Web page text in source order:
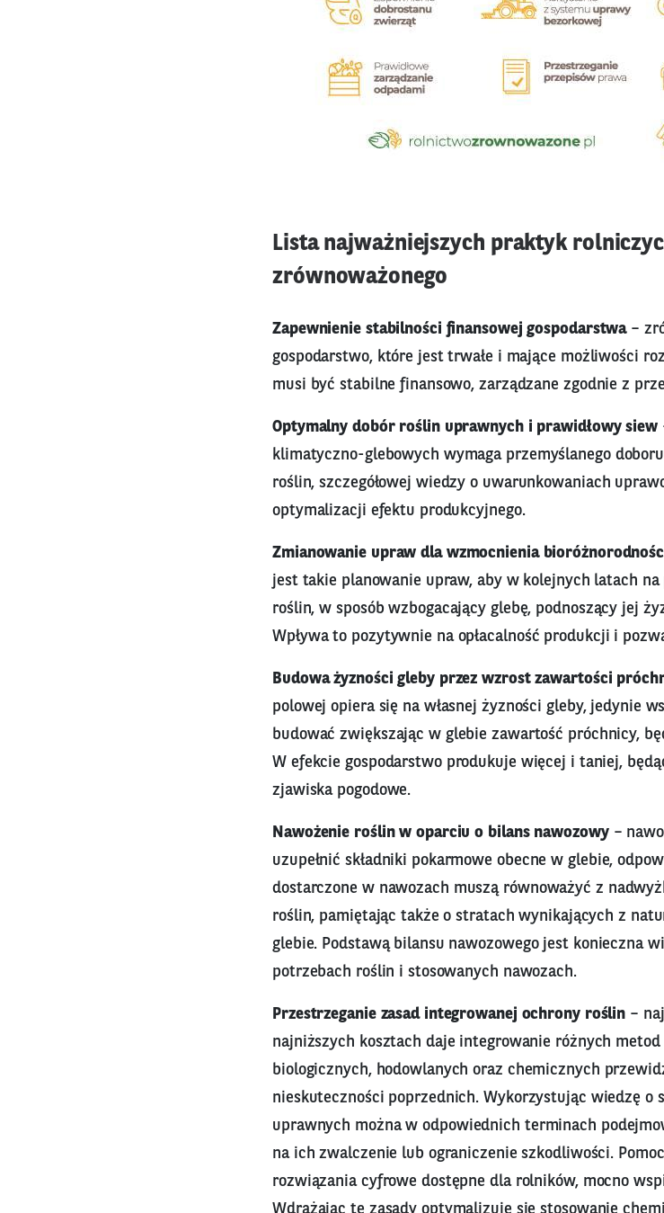
Lista najważniejszych praktyk
zrównoważonego
Zapewnienie stabilności finansowej gospodarstwa–
gospodarstwo, które jest trwałe i mające możliwości
musi być stabilne finansowo, zarządzane zgodnie z
Optymalny dobór roślin uprawnych i prawidłowy siew
klimatyczno-glebowych wymaga przemyślanego
roślin, szczegółowej wiedzy o uwarunkowaniach
optymalizacji efektu produkcyjnego.
Zmianowanie upraw dla wzmocnienia
jest takie planowanie upraw, aby w kolejnych latach
roślin, w sposób wzbogacający glebę, podnoszący jej
Wpływa to pozytywnie na opłacalność produkcji i
Budowa żyzności gleby przez wzrost zawartości
polowej opiera się na własnej żyzności gleby, jedynie
budować zwiększając w glebie zawartość próchnicy,
W efekcie gospodarstwo produkuje więcej i taniej,
zjawiska pogodowe.
Nawożenie roślin w oparciu o bilans nawozowy–
uzupełnić składniki pokarmowe obecne w glebie,
dostarczone w nawozach muszą równoważyć z
roślin, pamiętając także o stratach wynikających z
glebie. Podstawą bilansu nawozowego jest konieczna
potrzebach roślin i stosowanych nawozach.
Przestrzeganie zasad integrowanej ochrony roślin –
najniższych kosztach daje integrowanie różnych
biologicznych, hodowlanych oraz chemicznych
nieskuteczności poprzednich. Wykorzystując wiedzę o
uprawnych można w odpowiednich terminach
na ich zwalczenie lub ograniczenie szkodliwości.
rozwiązania cyfrowe dostępne dla rolników, mocno
Wdrażając te zasady optymalizuje się stosowanie